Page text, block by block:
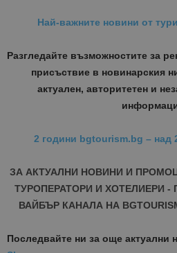
Най-важните новини от
Разгледайте възможностите за
присъствие в новинарския
актуален, авторитетен и
2 години bgtourism.bg – над
ЗА АКТУАЛНИ НОВИНИ И
ТУРОПЕРАТОРИ И ХОТЕЛИЕРИ
ВАЙБЪР КАНАЛА НА
Последвайте ни за още актуални